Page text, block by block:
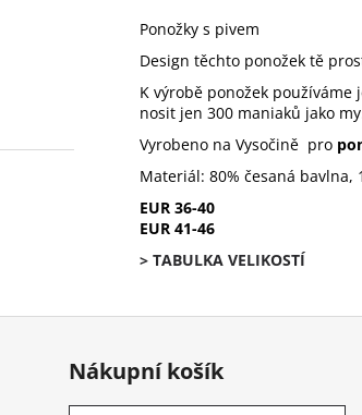
Ponožky s pivem
Design těchto ponožek tě
K výrobě ponožek
nosit jen 300 maniaků jako
Vyrobeno na Vysočině pro
Materiál: 80% česaná bavlna,
EUR 36-40
EUR 41-46
> TABULKA VELIKOSTÍ
Nákupní košík